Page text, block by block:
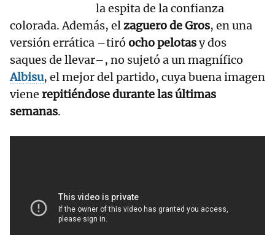
la espita de la confianza
colorada. Además, el zaguero de Gros, en una
versión errática –tiró ocho pelotasy dos
saques de llevar–, no sujetó a un magnífico
Albisu, el mejor del partido, cuya buena imagen
viene repitiéndose durante las últimas
semanas.